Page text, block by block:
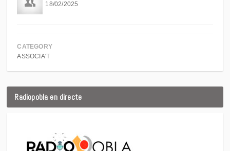
18/02/2025
CATEGORY
ASSOCIA'T
Radiopobla en directe